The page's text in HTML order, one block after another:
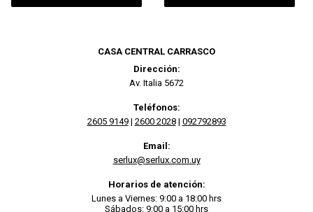
CASA CENTRAL CARRASCO
Dirección:
Av. Italia 5672
Teléfonos:
2605 9149| 2600 2028| 092792893
Email:
serlux@serlux.com.uy
Horarios de atención:
Lunes a Viernes: 9:00 a 18:00 hrs
Sábados: 9:00 a 15:00 hrs